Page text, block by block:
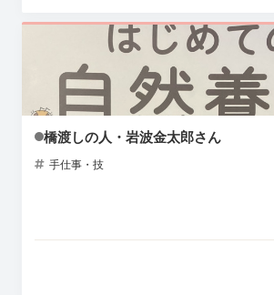
橋渡しの人・岩波金太郎さん
手仕事・技